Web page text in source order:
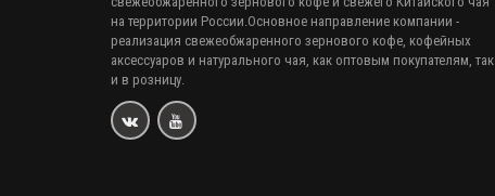
на территории России.Основное направление компании -
реализация свежеобжаренного зернового кофе, кофейных
аксессуаров и натурального чая, как оптовым покупателям, так
и в розницу.